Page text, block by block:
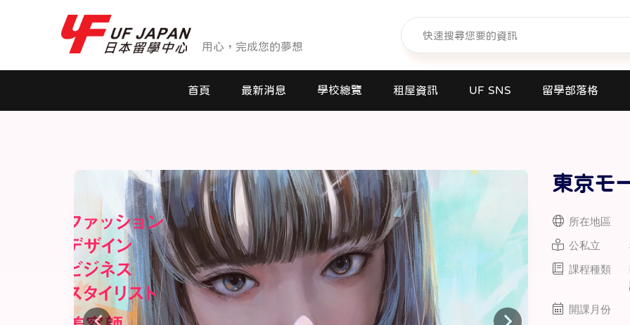
用心，完成您的夢想
首頁 最新消息 學校總覽
專門學校
高中課程
短期大學
大學
研究所
租屋資訊 UF SNS 留學部落格
東京モ
所在地區
公私立
課程種類
開課月份